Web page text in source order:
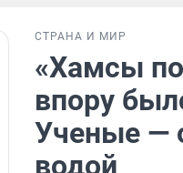
СТРАНА И МИР
«Хамсы
впору
Ученые —
водой